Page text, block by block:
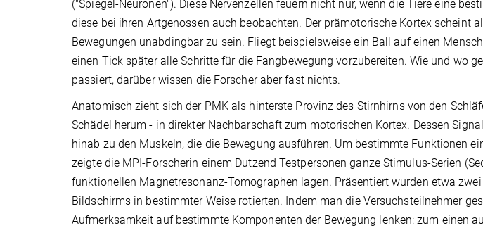
("Spiegel-Neuronen"). Diese Nervenzellen feuern nicht nur, wenn die Tiere eine
diese bei ihren Artgenossen auch beobachten. Der prämotorische Kortex scheint
Bewegungen unabdingbar zu sein. Fliegt beispielsweise ein Ball auf einen
einen Tick später alle Schritte für die Fangbewegung vorzubereiten. Wie und wo
passiert, darüber wissen die Forscher aber fast nichts.
Anatomisch zieht sich der PMK als hinterste Provinz des Stirnhirns von den
Schädel herum - in direkter Nachbarschaft zum motorischen Kortex. Dessen
hinab zu den Muskeln, die die Bewegung ausführen. Um bestimmte Funktionen
zeigte die MPI-Forscherin einem Dutzend Testpersonen ganze Stimulus-Serien
funktionellen Magnetresonanz-Tomographen lagen. Präsentiert wurden etwa
Bildschirms in bestimmter Weise rotierten. Indem man die Versuchsteilnehmer
Aufmerksamkeit auf bestimmte Komponenten der Bewegung lenken: zum einen